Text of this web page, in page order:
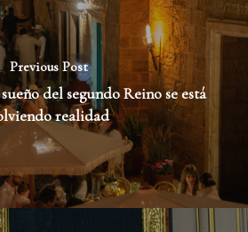
Previous Post
del segundo Reino se está
realidad